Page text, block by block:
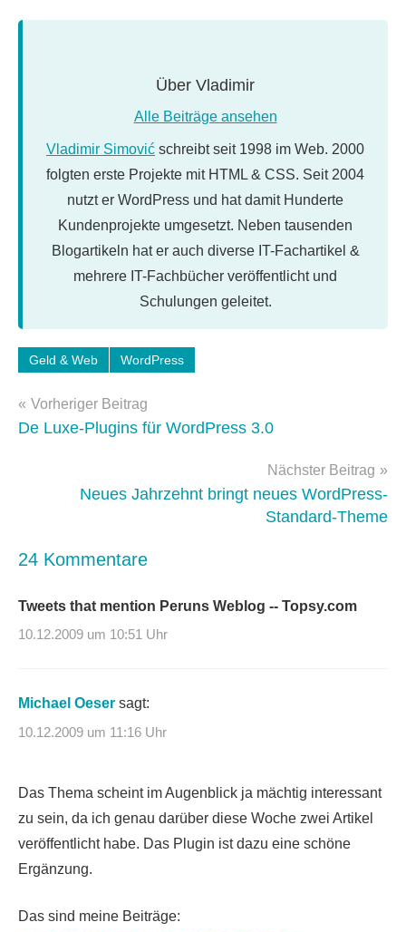
Über Vladimir
Alle Beiträge ansehen
Vladimir Simović schreibt seit 1998 im Web. 2000
folgten erste Projekte mit HTML & CSS. Seit 2004
nutzt er WordPress und hat damit Hunderte
Kundenprojekte umgesetzt. Neben tausenden
Blogartikeln hat er auch diverse IT-Fachartikel &
mehrere IT-Fachbücher veröffentlicht und
Schulungen geleitet.
Schlagwörter:
verdienen,
geld2null,
WordPress-
Geld & Web WordPress
Beitragsnavigation
Vorheriger Beitrag
De Luxe-Plugins für WordPress 3.0
Nächster Beitrag
Neues Jahrzehnt bringt neues WordPress-
Standard-Theme
24 Kommentare
Tweets that mention Peruns Weblog -- Topsy.com
10.12.2009 um 10:51 Uhr
Michael Oeser sagt:
10.12.2009 um 11:16 Uhr
Das Thema scheint im Augenblick ja mächtig interessant
zu sein, da ich genau darüber diese Woche zwei Artikel
veröffentlicht habe. Das Plugin ist dazu eine schöne
Ergänzung.
Das sind meine Beiträge: